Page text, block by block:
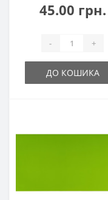
45.00 грн.
- +
ДО КОШИКА